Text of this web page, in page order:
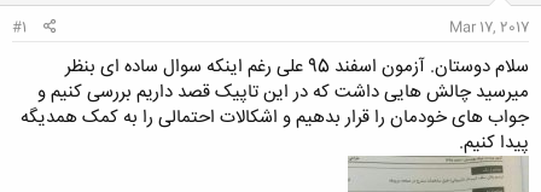
ه
م
و
ض
و
ع
ع
Mar 17, 2017
#1
سلام دوستان. آزمون اسفند 95 علی رغم اینکه سوال ساده ای بنظر
میرسید چالش هایی داشت که در این تاپیک قصد داریم بررسی کنیم و
جواب های خودمان را قرار بدهیم و اشکالات احتمالی را به کمک همدیگه
پیدا کنیم.